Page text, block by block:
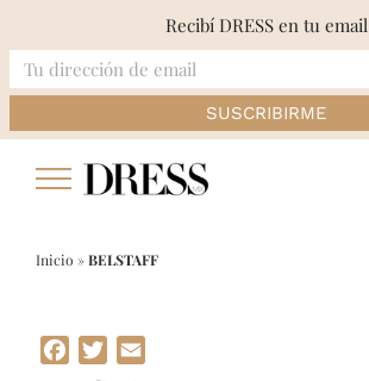
Inicio »BELSTAFF
Facebook
Twitter
Recibí DRESS en tu email